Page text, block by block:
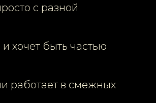
с разной
хочет быть частью
работает в смежных